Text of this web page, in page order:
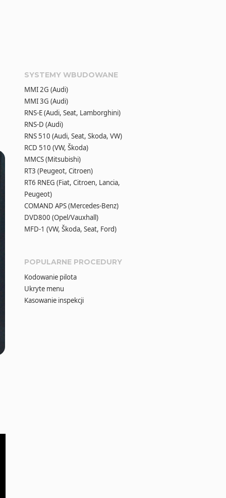
SYSTEMY WBUDOWANE
MMI 2G (Audi)
MMI 3G (Audi)
RNS-E (Audi, Seat, Lamborghini)
RNS-D (Audi)
RNS 510 (Audi, Seat, Skoda, VW)
RCD 510 (VW, Škoda)
MMCS (Mitsubishi)
RT3 (Peugeot, Citroen)
RT6 RNEG (Fiat, Citroen, Lancia,
Peugeot)
COMAND APS (Mercedes-Benz)
DVD800 (Opel/Vauxhall)
MFD-1 (VW, Škoda, Seat, Ford)
POPULARNE PROCEDURY
Kodowanie pilota
Ukryte menu
Kasowanie inspekcji